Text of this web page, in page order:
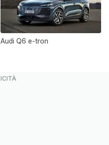
Audi Q6 e-tron